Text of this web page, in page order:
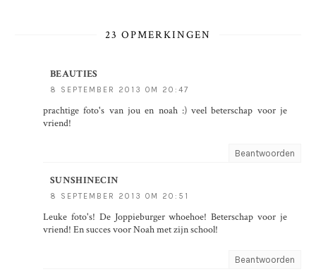
23 OPMERKINGEN
BEAUTIES
8 SEPTEMBER 2013 OM 20:47
prachtige foto's van jou en noah :) veel beterschap voor je
vriend!
Beantwoorden
SUNSHINECIN
8 SEPTEMBER 2013 OM 20:51
Leuke foto's! De Joppieburger whoehoe! Beterschap voor je
vriend! En succes voor Noah met zijn school!
Beantwoorden